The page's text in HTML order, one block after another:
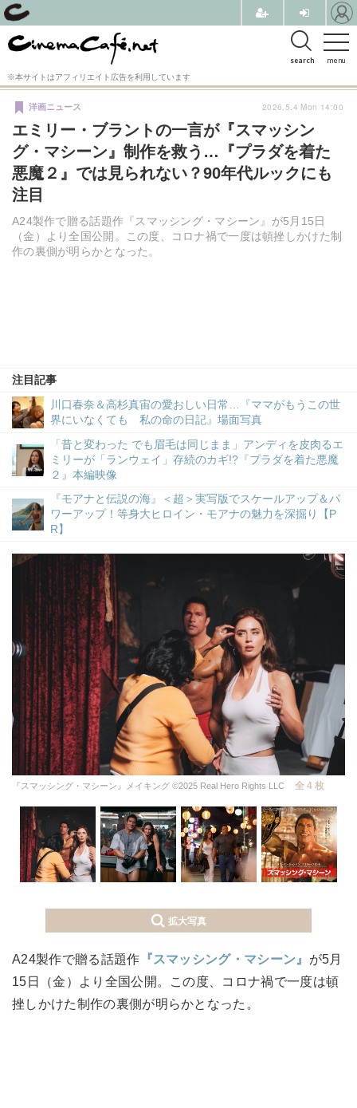
menu
search
※本サイトはアフィリエイト広告を利用しています
エミリー・ブラントの一言が『スマッシン
グ・マシーン』制作を救う…『プラダを着た
悪魔２』では見られない？90年代ルックにも
注目
A24製作で贈る話題作『スマッシング・マシーン』が5月15日
（金）より全国公開。この度、コロナ禍で一度は頓挫しかけた制
作の裏側が明らかとなった。
洋画ニュース
注目記事
川口春奈＆高杉真宙の愛おしい日常…『ママがもうこの世
界にいなくても 私の命の日記』場面写真
「昔と変わった でも眉毛は同じまま」アンディを皮肉るエ
ミリーが「ランウェイ」存続のカギ!?『プラダを着た悪魔
２』本編映像
『モアナと伝説の海』＜超＞実写版でスケールアップ＆パ
ワーアップ！等身大ヒロイン・モアナの魅力を深掘り【P
R】
2026.5.4 Mon 14:00
『スマッシング・マシーン』メイキング ©2025 Real Hero Rights LLC 全 4 枚
拡大写真
A24製作で贈る話題作 『スマッシング・マシーン』 が5月
15日（金）より全国公開。この度、コロナ禍で一度は頓
挫しかけた制作の裏側が明らかとなった。